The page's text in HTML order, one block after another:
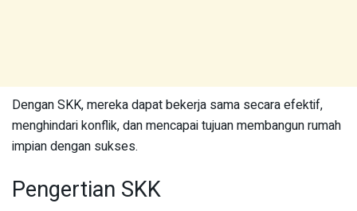
Dengan SKK, mereka dapat bekerja sama secara efektif,
menghindari konflik, dan mencapai tujuan membangun rumah
impian dengan sukses.
Pengertian SKK